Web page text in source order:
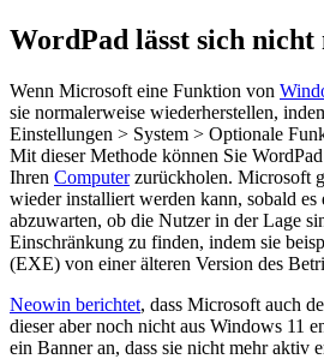
WordPad lässt sich
Wenn Microsoft eine Funktion von
sie normalerweise wiederherstellen,
Einstellungen > System > Optionale
Mit dieser Methode können Sie
Ihren Computerzurückholen. Microsoft
wieder installiert werden kann, sobald
abzuwarten, ob die Nutzer in der Lage
Einschränkung zu finden, indem sie
(EXE) von einer älteren Version des
Neowin berichtet, dass Microsoft auch
dieser aber noch nicht aus Windows 11
ein Banner an, dass sie nicht mehr aktiv